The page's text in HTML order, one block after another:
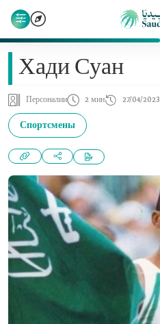
Хади Суан
Персоналии 2 мин 27/04/2023
Спортсмены